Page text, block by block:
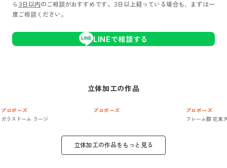
ら 3日以内のご相談がおすすめです。3日以上経っている場合も、まずは一
度ご相談ください。
LINEで相談する
立体加工の作品
プロポーズ
ガラスドーム ラージ
プロポーズ
プロポーズ
フレーム額 花束
立体加工の作品をもっと見る